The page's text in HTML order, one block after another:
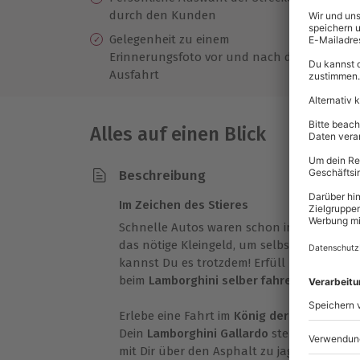
durch den Kunden
Gelegenheit zu einem
Erinnerungsfoto vor und nach der
Ausfahrt
Alles auf einen Blick
Beschreibung
Im Zeichen des Stieres
Schnelle Autos waren schon immer Deine
das nötige Kleingeld, um selbst eines zu
kannst Du es trotzdem! Erfüll Dir Deinen
beim Lamborghini selber fahren in
Erlebe eine Fahrt im König der Autos
und
Dein Lamborghini Gallardo steht schon
mit Dir über den Asphalt zu jagen. Dein